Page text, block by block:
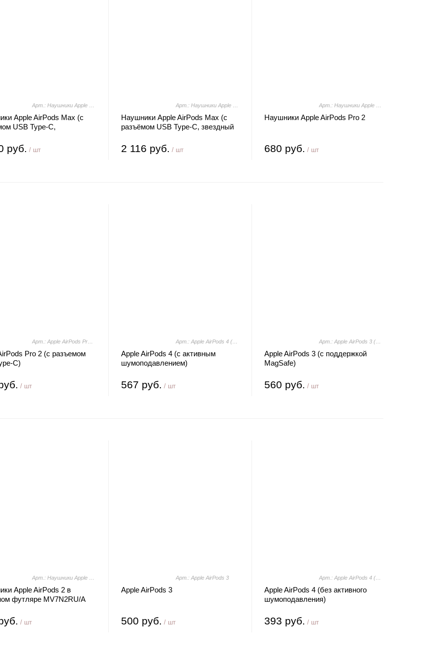
Apple AirPods Max (с
USB Type-C,
руб. / шт
Наушники Apple AirPods Max (с
разъёмом USB Type-C, звездный
2 116 руб. / шт
Наушники Apple AirPods Pro 2
680 руб. / шт
Pro 2 (с разъемом
C)
/ шт
Арт.: Apple AirPods 4 (с активным шумоподавлением)
Apple AirPods 4 (с активным
шумоподавлением)
567 руб. / шт
Apple AirPods 3 (с поддержкой
MagSafe)
560 руб. / шт
Apple AirPods 2 в
футляре MV7N2RU/A
/ шт
Арт.: Apple AirPods 3
Apple AirPods 3
500 руб. / шт
Apple AirPods 4 (без активного
шумоподавления)
393 руб. / шт